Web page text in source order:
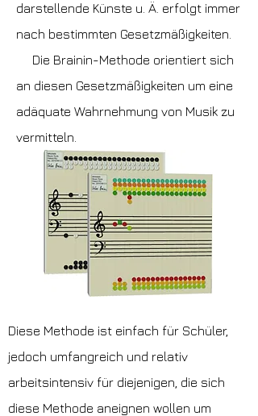
darstellende Künste u. Ä. erfolgt immer
nach bestimmten Gesetzmäßigkeiten.
Die Brainin-Methode orientiert sich
an diesen Gesetzmäßigkeiten um eine
adäquate Wahrnehmung von Musik zu
vermitteln.
Diese Methode ist einfach für Schüler,
jedoch umfangreich und relativ
arbeitsintensiv für diejenigen, die sich
diese Methode aneignen wollen um